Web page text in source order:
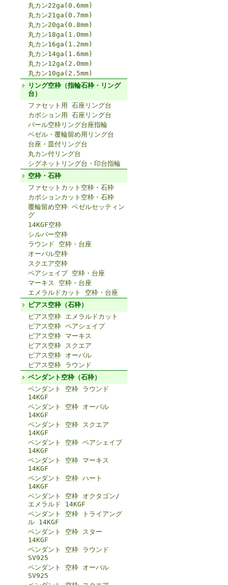
丸カン22ga(0.6mm)
丸カン21ga(0.7mm)
丸カン20ga(0.8mm)
丸カン18ga(1.0mm)
丸カン16ga(1.2mm)
丸カン14ga(1.6mm)
丸カン12ga(2.0mm)
丸カン10ga(2.5mm)
リング空枠（指輪石枠・リング
台）
ファセット用 石座リング台
カボション用 石座リング台
パール空枠リング台座指輪
ベゼル・覆輪留め用リング台
台座・皿付リング台
丸カン付リング台
シグネットリング台・印台指輪
空枠・石枠
ファセットカット空枠・石枠
カボションカット空枠・石枠
覆輪留め空枠 ベゼルセッティン
グ
14KGF空枠
シルバー空枠
ラウンド 空枠・台座
オーバル空枠
スクエア空枠
ペアシェイプ 空枠・台座
マーキス 空枠・台座
エメラルドカット 空枠・台座
ピアス空枠（石枠）
ピアス空枠 エメラルドカット
ピアス空枠 ペアシェイプ
ピアス空枠 マーキス
ピアス空枠 スクエア
ピアス空枠 オーバル
ピアス空枠 ラウンド
ペンダント空枠（石枠）
ペンダント 空枠 ラウンド
14KGF
ペンダント 空枠 オーバル
14KGF
ペンダント 空枠 スクエア
14KGF
ペンダント 空枠 ペアシェイプ
14KGF
ペンダント 空枠 マーキス
14KGF
ペンダント 空枠 ハート
14KGF
ペンダント 空枠 オクタゴン/
エメラルド 14KGF
ペンダント 空枠 トライアング
ル 14KGF
ペンダント 空枠 スター
14KGF
ペンダント 空枠 ラウンド
SV925
ペンダント 空枠 オーバル
SV925